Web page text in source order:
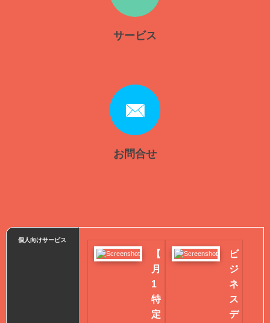
サービス
お問合せ
個人向けサービス
【
月
1
特
定
ビ
ジ
ネ
ス
デ